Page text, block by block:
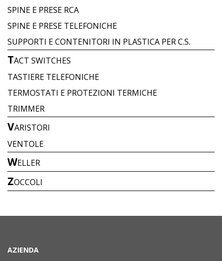
SPINE E PRESE RCA
SPINE E PRESE TELEFONICHE
SUPPORTI E CONTENITORI IN PLASTICA PER C.S.
TACT SWITCHES
TASTIERE TELEFONICHE
TERMOSTATI E PROTEZIONI TERMICHE
TRIMMER
VARISTORI
VENTOLE
WELLER
ZOCCOLI
AZIENDA